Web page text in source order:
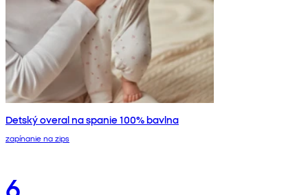
Detský overal na spanie 100% bavlna
zapínanie na zips
6